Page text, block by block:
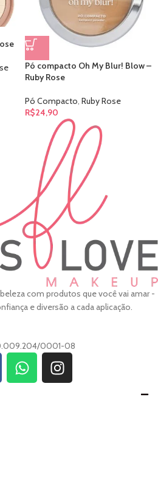
Pó compacto Oh My Blur! Blow –
Ruby Rose
Pó Compacto, Ruby Rose
R$24,90
com produtos que você vai amar -
e diversão a cada aplicação.
0001-08